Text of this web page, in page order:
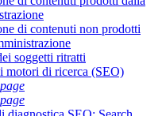
di contenuti non prodotti
soggetti ritratti
motori di ricerca (SEO)